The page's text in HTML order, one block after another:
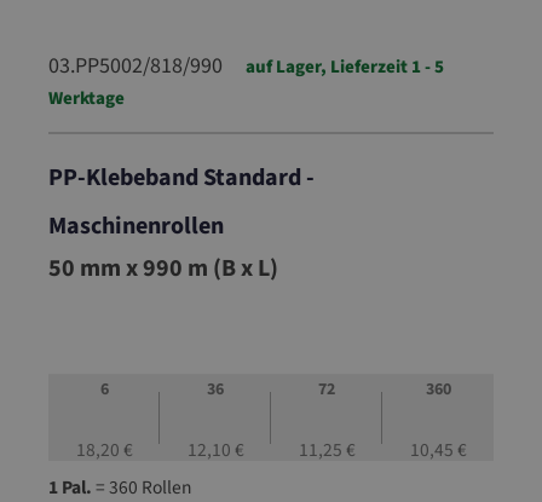
03.PP5002/818/990
auf Lager, Lieferzeit 1 - 5
Werktage
PP-Klebeband Standard -
Maschinenrollen
03.PP5002/818/990
50 mm x 990 m (B x L)
6
18,20 €
36
12,10 €
72
11,25 €
360
10,45 €
1 Pal.= 360 Rollen